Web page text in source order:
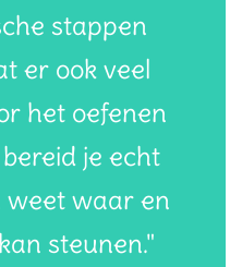
stappen
er ook veel
het oefenen
je echt
weet waar en
steunen."